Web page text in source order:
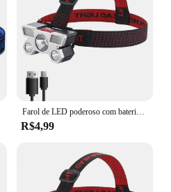
Farol de LED poderoso com bateria embutida 18650, USB recarregável lanterna principal, acampamento ao ar livre, farol de pesca, lanterna, 5, 11
R$4,99